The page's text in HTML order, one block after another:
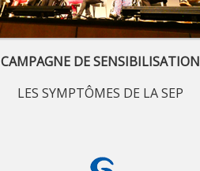
CAMPAGNE DE SENSIBILISATION
LES SYMPTÔMES DE LA SEP